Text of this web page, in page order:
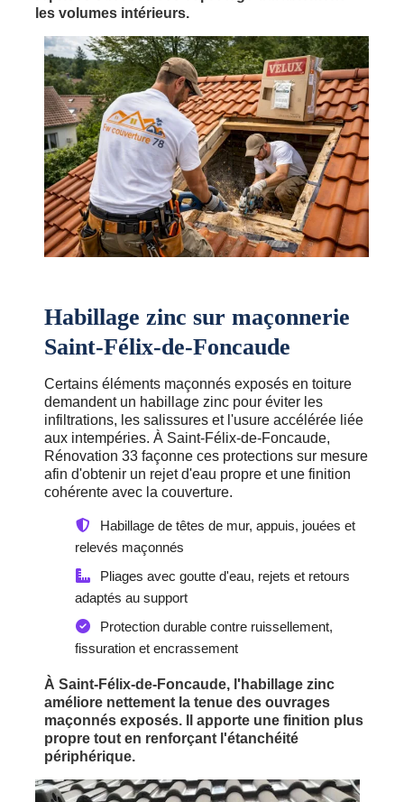
les volumes intérieurs.
Habillage zinc sur maçonnerie
Saint-Félix-de-Foncaude
Certains éléments maçonnés exposés en toiture
demandent un habillage zinc pour éviter les
infiltrations, les salissures et l'usure accélérée liée
aux intempéries. À Saint-Félix-de-Foncaude,
Rénovation 33 façonne ces protections sur mesure
afin d'obtenir un rejet d'eau propre et une finition
cohérente avec la couverture.
Habillage de têtes de mur, appuis, jouées et
relevés maçonnés
Pliages avec goutte d'eau, rejets et retours
adaptés au support
Protection durable contre ruissellement,
fissuration et encrassement
À Saint-Félix-de-Foncaude, l'habillage zinc
améliore nettement la tenue des ouvrages
maçonnés exposés. Il apporte une finition plus
propre tout en renforçant l'étanchéité
périphérique.